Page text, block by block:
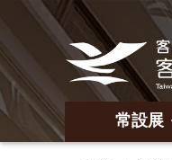
:::
常設展